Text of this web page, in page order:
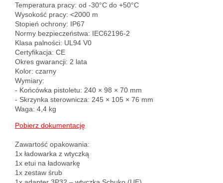
Temperatura pracy: od -30°C do +50°C
Wysokość pracy: <2000 m
Stopień ochrony: IP67
Normy bezpieczeństwa: IEC62196-2
Klasa palności: UL94 V0
Certyfikacja: CE
Okres gwarancji: 2 lata
Kolor: czarny
Wymiary:
- Końcówka pistoletu: 240 × 98 × 70 mm
- Skrzynka sterownicza: 245 × 105 × 76 mm
Waga: 4,4 kg
Pobierz dokumentację
Zawartość opakowania:
1x ładowarka z wtyczką
1x etui na ładowarkę
1x zestaw śrub